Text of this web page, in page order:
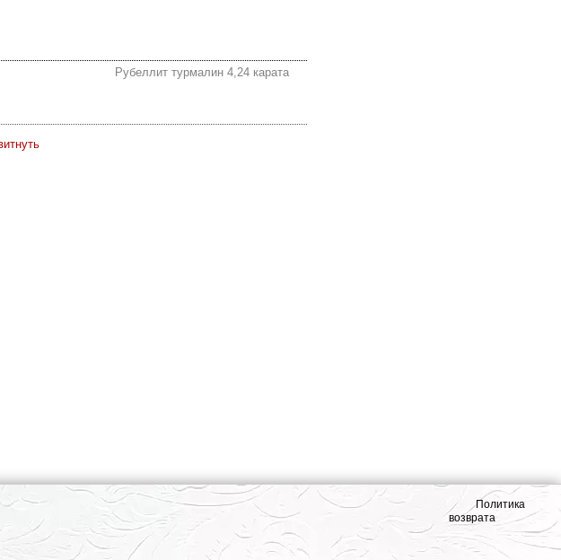
Рубеллит турмалин 4,24 карата
Политика
возврата